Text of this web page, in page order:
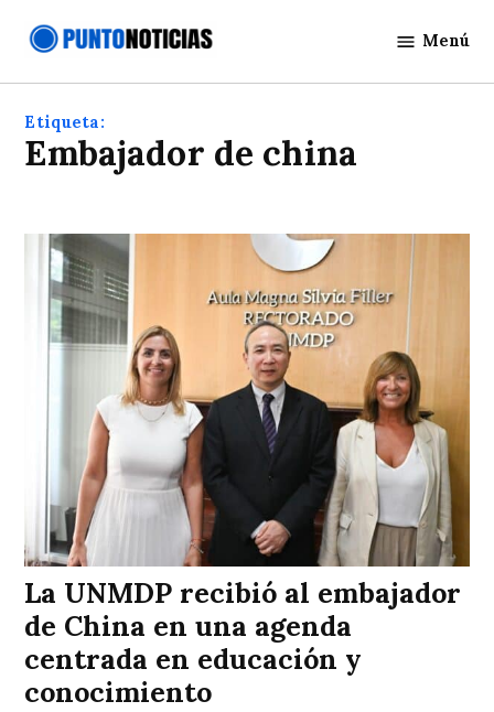
Noticias
Menú
Etiqueta:
Embajador de china
La UNMDP recibió al embajador
de China en una agenda
centrada en educación y
conocimiento